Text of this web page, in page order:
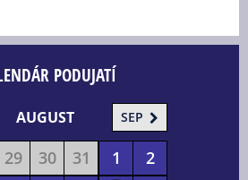
PODUJATÍ
AUGUST SEP
29 30 31 1
2